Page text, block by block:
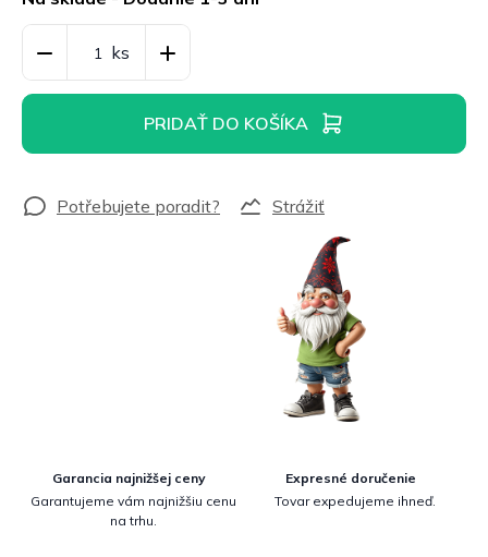
PRIDAŤ DO KOŠÍKA
Strážiť
Garancia najnižšej ceny
Garantujeme vám najnižšiu cenu
na trhu.
Expresné doručenie
Tovar expedujeme ihneď.